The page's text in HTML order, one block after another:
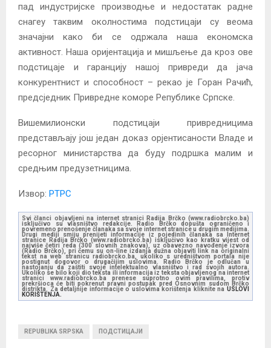
пад индустријске производње и недостатак радне
снагеу таквим околностима подстицаји су веома
значајни како би се одржала наша економска
активност. Наша оријентација и мишљење да кроз ове
подстицаје и гаранцију нашој привреди да јача
конкурентнист и способност – рекао је Горан Рачић,
предсједник Привредне коморе Републике Српске.
Вишемилионски подстицаји привредницима
представљају још један доказ орјентисаности Владе и
ресорног министарства да буду подршка малим и
средњим предузетницима.
Извор: РТРС
Svi članci objavljeni na internet stranici Radija Brčko (www.radiobrcko.ba)
isključivo su vlasništvo redakcije. Radio Brčko dopušta ograničeno i
povremeno prenošenje članaka sa svoje internet stranice u drugim medijima.
Drugi mediji smiju prenijeti informacije iz pojedinih članaka sa Internet
stranice Radija Brčko (www.radiobrcko.ba) isključivo kao kratku vijest od
najviše četiri reda (300 slovnih znakova), uz obavezno navođenje izvora
(Radio Brčko), pri čemu su on-line izdanja dužna objaviti link na originalni
tekst na web stranicu radiobrcko.ba, ukoliko s uredništvom portala nije
postignut dogovor o drugačijim uslovima. Radio Brčko je odlučan u
nastojanju da zaštiti svoje intelektualno vlasništvo i rad svojih autora.
Ukoliko se bilo koji dio teksta ili informacija iz teksta objavljenog na internet
stranici www.radiobrcko.ba prenese suprotno ovim pravilima, protiv
prekršioca će biti pokrenut pravni postupak pred Osnovnim sudom Brčko
distrikta. Za detaljnije informacije o uslovima korištenja kliknite na USLOVI
KORIŠTENJA.
REPUBLIKA SRPSKA ПОДСТИЦАЈИ